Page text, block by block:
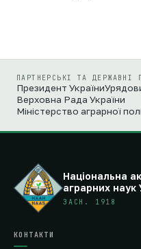
ПАРТНЕРСЬКІ ТА ДЕРЖАВНІ
Президент України
Верховна Рада України
Міністерство аграрної
Національна
аграрних наук
ЗАСН. 1918
КОНТАКТИ